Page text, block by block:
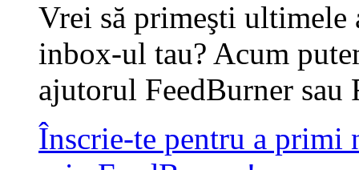
Vrei să primeşti
inbox-ul tau? Acum
ajutorul FeedBurner sau
Înscrie-te pentru a primi